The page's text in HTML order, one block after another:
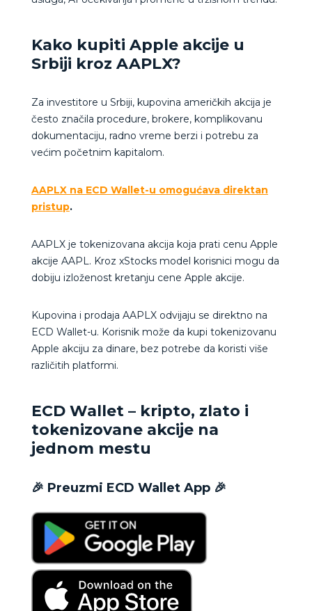
Kako kupiti Apple akcije u
Srbiji kroz AAPLX?
Za investitore u Srbiji, kupovina američkih akcija je
često značila procedure, brokere, komplikovanu
dokumentaciju, radno vreme berzi i potrebu za
većim početnim kapitalom.
AAPLX na ECD Wallet-u omogućava direktan
pristup.
AAPLX je tokenizovana akcija koja prati cenu Apple
akcije AAPL. Kroz xStocks model korisnici mogu da
dobiju izloženost kretanju cene Apple akcije.
Kupovina i prodaja AAPLX odvijaju se direktno na
ECD Wallet-u. Korisnik može da kupi tokenizovanu
Apple akciju za dinare, bez potrebe da koristi više
različitih platformi.
ECD Wallet – kripto, zlato i
tokenizovane akcije na
jednom mestu
🎉 Preuzmi ECD Wallet App 🎉